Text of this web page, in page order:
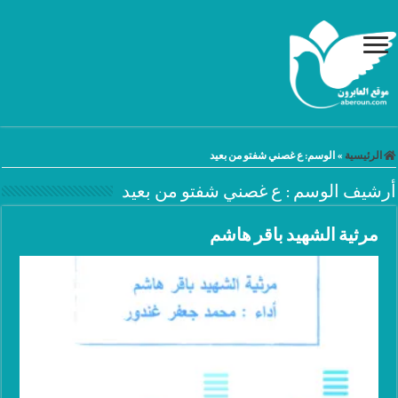
الرئيسية » الوسم:ع غصني شفتو من بعيد
أرشيف الوسم : ع غصني شفتو من بعيد
مرثية الشهيد باقر هاشم